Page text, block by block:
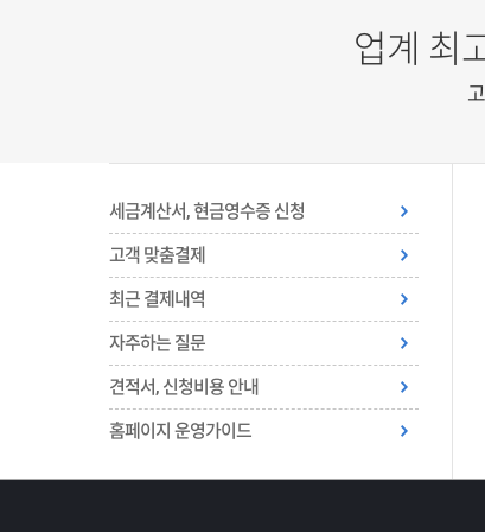
업계 최
세금계산서, 현금영수증 신청
고객 맞춤결제
최근 결제내역
자주하는 질문
견적서, 신청비용 안내
홈페이지 운영가이드